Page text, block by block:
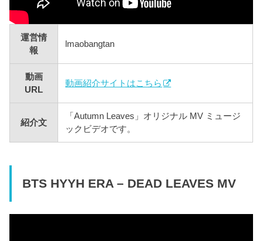
運営情
報
lmaobangtan
動画
URL
動画紹介サイトはこちら
紹介文
「Autumn Leaves」オリジナル MV ミュージ
ックビデオです。
BTS HYYH ERA – DEAD LEAVES MV